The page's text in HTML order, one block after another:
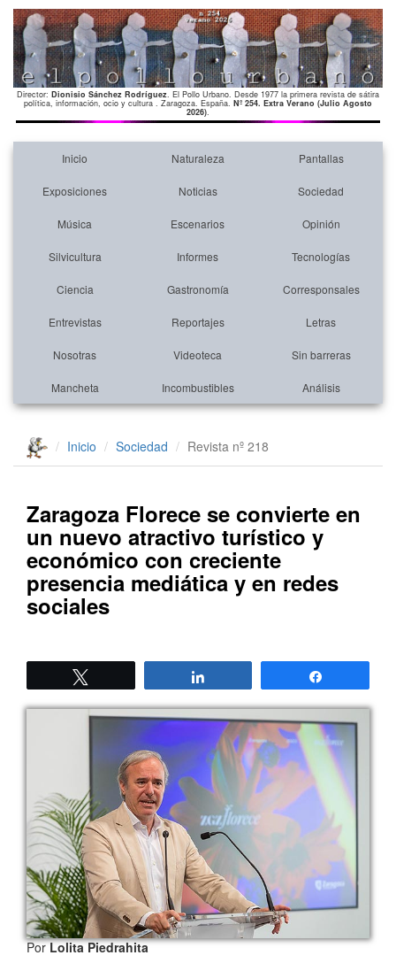
Director: Dionisio Sánchez Rodríguez. El Pollo Urbano. Desde 1977 la primera revista de sátira
política, información, ocio y cultura . Zaragoza. España. Nº 254. Extra Verano (Julio Agosto
2026).
Inicio Naturaleza Pantallas
Exposiciones Noticias Sociedad
Música Escenarios Opinión
Silvicultura Informes Tecnologías
Ciencia Gastronomía Corresponsales
Entrevistas Reportajes Letras
Nosotras Videoteca Sin barreras
Mancheta Incombustibles Análisis
Inicio Sociedad Revista nº 218
Zaragoza Florece se convierte en
un nuevo atractivo turístico y
económico con creciente
presencia mediática y en redes
sociales
PorLolita Piedrahita